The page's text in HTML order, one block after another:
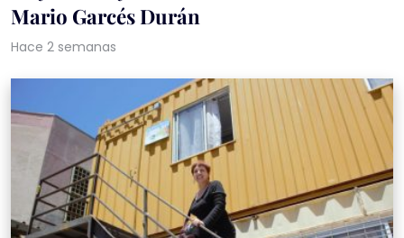
Mario Garcés Durán
Hace 2 semanas